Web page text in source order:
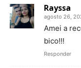
Rayssa
agosto 26,
Amei a
bico!!!
Responder